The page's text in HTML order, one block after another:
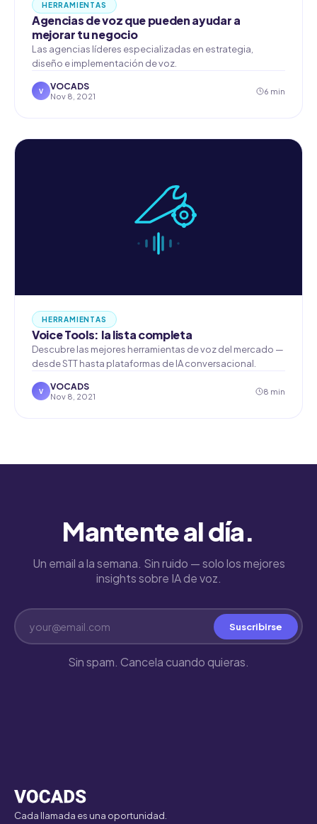
HERRAMIENTAS
Agencias de voz que pueden ayudar a
mejorar tu negocio
Las agencias líderes especializadas en estrategia,
diseño e implementación de voz.
V VOCADS
Nov 8, 2021
6 min
HERRAMIENTAS
Voice Tools: la lista completa
Descubre las mejores herramientas de voz del mercado —
desde STT hasta plataformas de IA conversacional.
V VOCADS
Nov 8, 2021
8 min
Mantente al día.
Un email a la semana. Sin ruido — solo los mejores
insights sobre IA de voz.
Suscribirse
Sin spam. Cancela cuando quieras.
Cada llamada es una oportunidad.